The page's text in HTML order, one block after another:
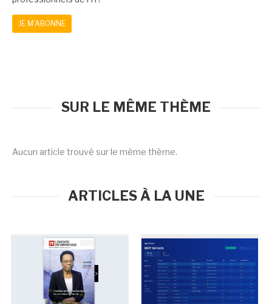
JE M'ABONNE
SUR LE MÊME THÈME
Aucun article trouvé sur le même thème.
ARTICLES À LA UNE